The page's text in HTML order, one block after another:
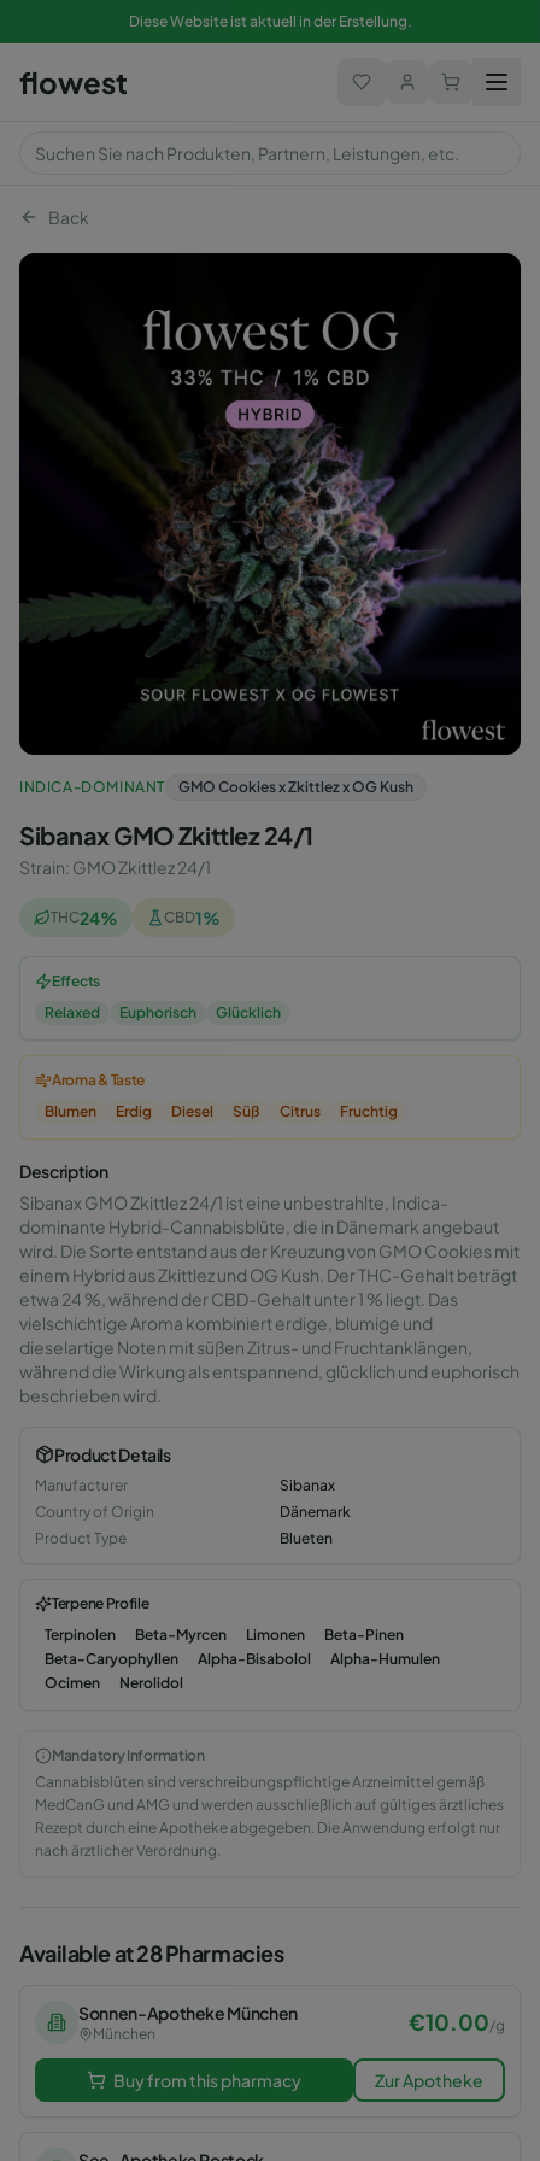
Diese Website ist aktuell in der Erstellung.
flowest
Back
INDICA-DOMINANT GMO Cookies x Zkittlez x OG Kush
Sibanax GMO Zkittlez 24/1
Strain: GMO Zkittlez 24/1
THC24% CBD1%
Effects
Relaxed
Euphorisch Glücklich
Aroma & Taste
Blumen
Erdig Diesel Süß Citrus Fruchtig
Description
Sibanax GMO Zkittlez 24/1 ist eine unbestrahlte, Indica-
dominante Hybrid-Cannabisblüte, die in Dänemark angebaut
wird. Die Sorte entstand aus der Kreuzung von GMO Cookies mit
einem Hybrid aus Zkittlez und OG Kush. Der THC-Gehalt beträgt
etwa 24 %, während der CBD-Gehalt unter 1 % liegt. Das
vielschichtige Aroma kombiniert erdige, blumige und
dieselartige Noten mit süßen Zitrus- und Fruchtanklängen,
während die Wirkung als entspannend, glücklich und euphorisch
beschrieben wird.
Product Details
Manufacturer
Sibanax
Country of Origin
Dänemark
Product Type
Blueten
Terpene Profile
Terpinolen
Beta-Myrcen Limonen
Beta-Pinen
Beta-Caryophyllen
Alpha-Bisabolol
Alpha-Humulen
Ocimen
Nerolidol
Mandatory Information
Cannabisblüten sind verschreibungspflichtige Arzneimittel gemäß
MedCanG und AMG und werden ausschließlich auf gültiges ärztliches
Rezept durch eine Apotheke abgegeben. Die Anwendung erfolgt nur
nach ärztlicher Verordnung.
Available at 28 Pharmacies
Sonnen-Apotheke München
München €10.00/g
Buy from this pharmacy Zur Apotheke